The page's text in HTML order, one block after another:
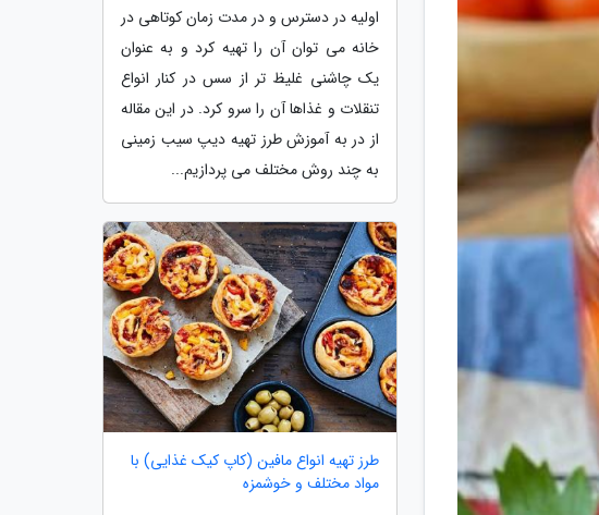
اولیه در دسترس و در مدت زمان کوتاهی در
خانه می توان آن را تهیه کرد و به عنوان
یک چاشنی غلیظ تر از سس در کنار انواع
تنقلات و غذاها آن را سرو کرد. در این مقاله
از در به آموزش طرز تهیه دیپ سیب زمینی
به چند روش مختلف می پردازیم...
طرز تهیه انواع مافین (کاپ کیک غذایی) با
مواد مختلف و خوشمزه